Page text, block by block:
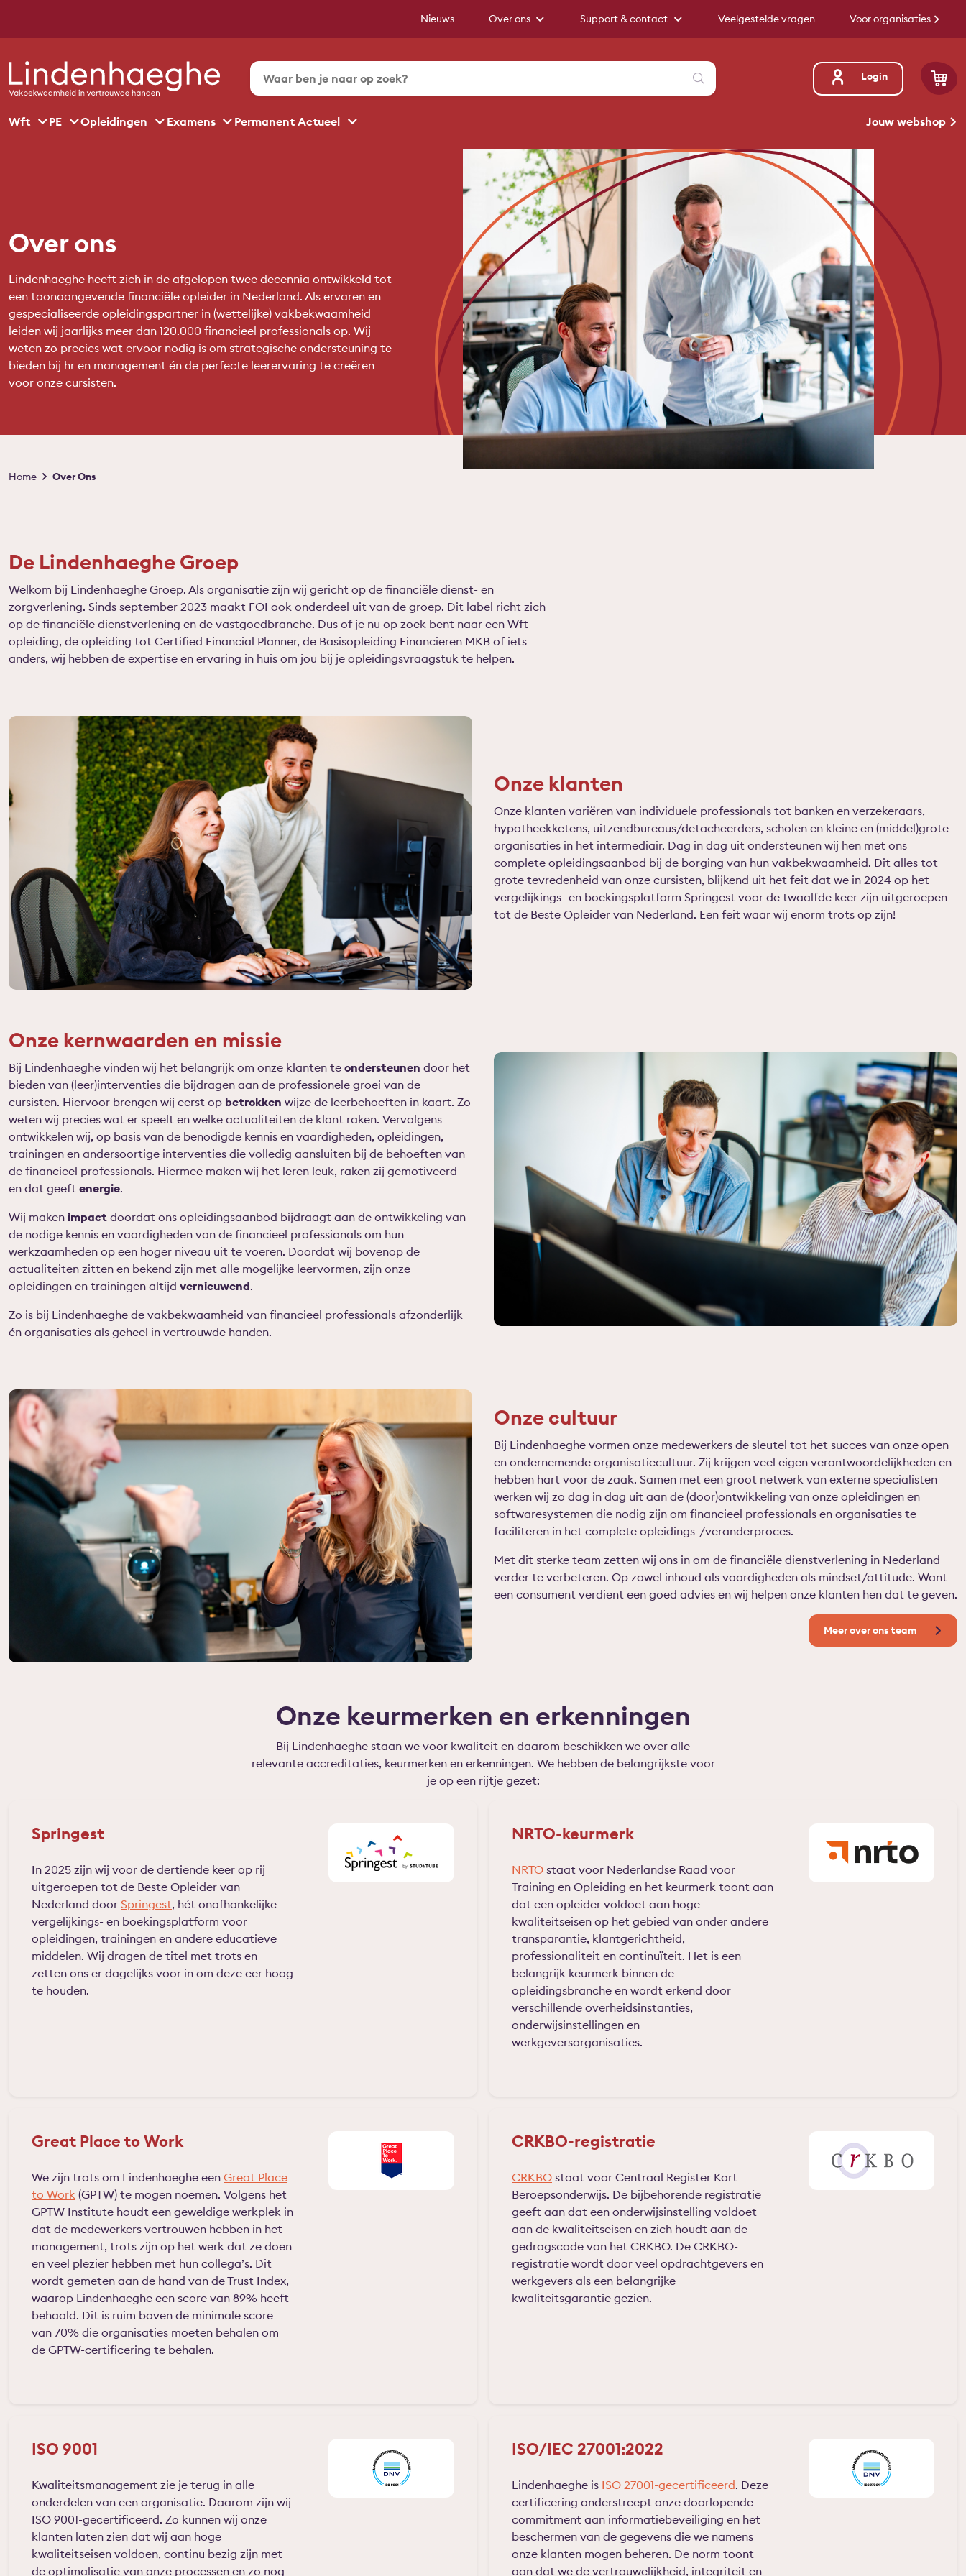
Nieuws Over ons Support & contact Veelgestelde vragen Voor organisaties
Zoeken Login
Wft PE Opleidingen Examens Permanent Actueel Jouw webshop
Over ons
Lindenhaeghe heeft zich in de afgelopen twee decennia ontwikkeld tot
een toonaangevende financiële opleider in Nederland. Als ervaren en
gespecialiseerde opleidingspartner in (wettelijke) vakbekwaamheid
leiden wij jaarlijks meer dan 120.000 financieel professionals op. Wij
weten zo precies wat ervoor nodig is om strategische ondersteuning te
bieden bij hr en management én de perfecte leerervaring te creëren
voor onze cursisten.
Kruimelpad
Home Over Ons
De Lindenhaeghe Groep
Welkom bij Lindenhaeghe Groep. Als organisatie zijn wij gericht op de financiële dienst- en
zorgverlening. Sinds september 2023 maakt FOI ook onderdeel uit van de groep. Dit label richt zich
op de financiële dienstverlening en de vastgoedbranche. Dus of je nu op zoek bent naar een Wft-
opleiding, de opleiding tot Certified Financial Planner, de Basisopleiding Financieren MKB of iets
anders, wij hebben de expertise en ervaring in huis om jou bij je opleidingsvraagstuk te helpen.
Onze klanten
Onze klanten variëren van individuele professionals tot banken en verzekeraars,
hypotheekketens, uitzendbureaus/detacheerders, scholen en kleine en (middel)grote
organisaties in het intermediair. Dag in dag uit ondersteunen wij hen met ons
complete opleidingsaanbod bij de borging van hun vakbekwaamheid. Dit alles tot
grote tevredenheid van onze cursisten, blijkend uit het feit dat we in 2024 op het
vergelijkings- en boekingsplatform Springest voor de twaalfde keer zijn uitgeroepen
tot de Beste Opleider van Nederland. Een feit waar wij enorm trots op zijn!
Onze kernwaarden en missie
Bij Lindenhaeghe vinden wij het belangrijk om onze klanten te ondersteunen door het
bieden van (leer)interventies die bijdragen aan de professionele groei van de
cursisten. Hiervoor brengen wij eerst op betrokken wijze de leerbehoeften in kaart. Zo
weten wij precies wat er speelt en welke actualiteiten de klant raken. Vervolgens
ontwikkelen wij, op basis van de benodigde kennis en vaardigheden, opleidingen,
trainingen en andersoortige interventies die volledig aansluiten bij de behoeften van
de financieel professionals. Hiermee maken wij het leren leuk, raken zij gemotiveerd
en dat geeft energie.
Wij maken impact doordat ons opleidingsaanbod bijdraagt aan de ontwikkeling van
de nodige kennis en vaardigheden van de financieel professionals om hun
werkzaamheden op een hoger niveau uit te voeren. Doordat wij bovenop de
actualiteiten zitten en bekend zijn met alle mogelijke leervormen, zijn onze
opleidingen en trainingen altijd vernieuwend.
Zo is bij Lindenhaeghe de vakbekwaamheid van financieel professionals afzonderlijk
én organisaties als geheel in vertrouwde handen.
Onze cultuur
Bij Lindenhaeghe vormen onze medewerkers de sleutel tot het succes van onze open
en ondernemende organisatiecultuur. Zij krijgen veel eigen verantwoordelijkheden en
hebben hart voor de zaak. Samen met een groot netwerk van externe specialisten
werken wij zo dag in dag uit aan de (door)ontwikkeling van onze opleidingen en
softwaresystemen die nodig zijn om financieel professionals en organisaties te
faciliteren in het complete opleidings-/veranderproces.
Met dit sterke team zetten wij ons in om de financiële dienstverlening in Nederland
verder te verbeteren. Op zowel inhoud als vaardigheden als mindset/attitude. Want
een consument verdient een goed advies en wij helpen onze klanten hen dat te geven.
Meer over ons team
Onze keurmerken en erkenningen
Bij Lindenhaeghe staan we voor kwaliteit en daarom beschikken we over alle
relevante accreditaties, keurmerken en erkenningen. We hebben de belangrijkste voor
je op een rijtje gezet:
Springest
In 2025 zijn wij voor de dertiende keer op rij
uitgeroepen tot de Beste Opleider van
Nederland door Springest, hét onafhankelijke
vergelijkings- en boekingsplatform voor
opleidingen, trainingen en andere educatieve
middelen. Wij dragen de titel met trots en
zetten ons er dagelijks voor in om deze eer hoog
te houden.
NRTO-keurmerk
NRTO staat voor Nederlandse Raad voor
Training en Opleiding en het keurmerk toont aan
dat een opleider voldoet aan hoge
kwaliteitseisen op het gebied van onder andere
transparantie, klantgerichtheid,
professionaliteit en continuïteit. Het is een
belangrijk keurmerk binnen de
opleidingsbranche en wordt erkend door
verschillende overheidsinstanties,
onderwijsinstellingen en
werkgeversorganisaties.
Great Place to Work
We zijn trots om Lindenhaeghe een Great Place
to Work (GPTW) te mogen noemen. Volgens het
GPTW Institute houdt een geweldige werkplek in
dat de medewerkers vertrouwen hebben in het
management, trots zijn op het werk dat ze doen
en veel plezier hebben met hun collega’s. Dit
wordt gemeten aan de hand van de Trust Index,
waarop Lindenhaeghe een score van 89% heeft
behaald. Dit is ruim boven de minimale score
van 70% die organisaties moeten behalen om
de GPTW-certificering te behalen.
CRKBO-registratie
CRKBO staat voor Centraal Register Kort
Beroepsonderwijs. De bijbehorende registratie
geeft aan dat een onderwijsinstelling voldoet
aan de kwaliteitseisen en zich houdt aan de
gedragscode van het CRKBO. De CRKBO-
registratie wordt door veel opdrachtgevers en
werkgevers als een belangrijke
kwaliteitsgarantie gezien.
ISO 9001
Kwaliteitsmanagement zie je terug in alle
onderdelen van een organisatie. Daarom zijn wij
ISO 9001-gecertificeerd. Zo kunnen wij onze
klanten laten zien dat wij aan hoge
kwaliteitseisen voldoen, continu bezig zijn met
de optimalisatie van onze processen en zo nog
ISO/IEC 27001:2022
Lindenhaeghe is ISO 27001-gecertificeerd. Deze
certificering onderstreept onze doorlopende
commitment aan informatiebeveiliging en het
beschermen van de gegevens die we namens
onze klanten mogen beheren. De norm toont
aan dat we de vertrouwelijkheid, integriteit en